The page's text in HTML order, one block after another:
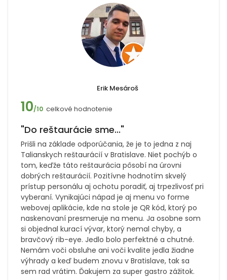
Erik Mesároš
10/10 celkové hodnotenie
"Do reštaurácie sme..."
Prišli na základe odporúčania, že je to jedna z naj
Talianskych reštaurácií v Bratislave. Niet pochýb o
tom, keďže táto reštaurácia pôsobí na úrovni
dobrých reštaurácií. Pozitívne hodnotím skvelý
prístup personálu aj ochotu poradiť, aj trpezlivosť pri
vyberaní. Vynikajúci nápad je aj menu vo forme
webovej aplikácie, kde na stole je QR kód, ktorý po
naskenovaní presmeruje na menu. Ja osobne som
si objednal kurací vývar, ktorý nemal chyby, a
bravčový rib-eye. Jedlo bolo perfektné a chutné.
Nemám voči obsluhe ani voči kvalite jedla žiadne
výhrady a keď budem znovu v Bratislave, tak sa
sem rad vrátim. Ďakujem za super gastro zážitok.